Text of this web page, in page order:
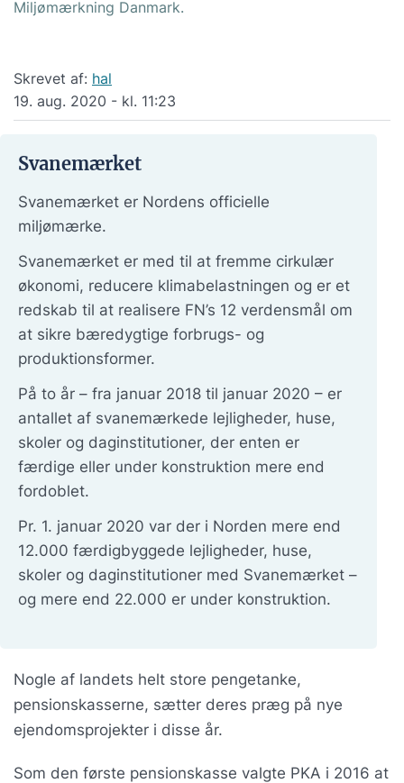
Miljømærkning Danmark.
Skrevet af: hal
19. aug. 2020 - kl. 11:23
Svanemærket
Svanemærket er Nordens officielle
miljømærke.
Svanemærket er med til at fremme cirkulær
økonomi, reducere klimabelastningen og er et
redskab til at realisere FN’s 12 verdensmål om
at sikre bæredygtige forbrugs- og
produktionsformer.
På to år – fra januar 2018 til januar 2020 – er
antallet af svanemærkede lejligheder, huse,
skoler og daginstitutioner, der enten er
færdige eller under konstruktion mere end
fordoblet.
Pr. 1. januar 2020 var der i Norden mere end
12.000 færdigbyggede lejligheder, huse,
skoler og daginstitutioner med Svanemærket –
og mere end 22.000 er under konstruktion.
Nogle af landets helt store pengetanke,
pensionskasserne, sætter deres præg på nye
ejendomsprojekter i disse år.
Som den første pensionskasse valgte PKA i 2016 at